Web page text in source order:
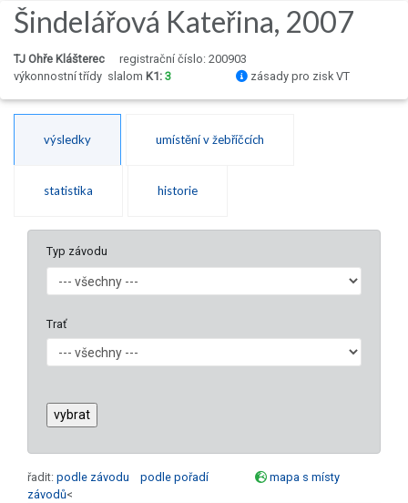
Šindelářová Kateřina, 2007
TJ Ohře Klášterec
registrační číslo: 200903
výkonnostní třídy slalom K1: 3 zásady pro zisk VT
výsledky umístění v žebříčcích
statistika historie
Typ závodu
Trať
řadit: podle závodu podle pořadí
mapa s místy
závodů<